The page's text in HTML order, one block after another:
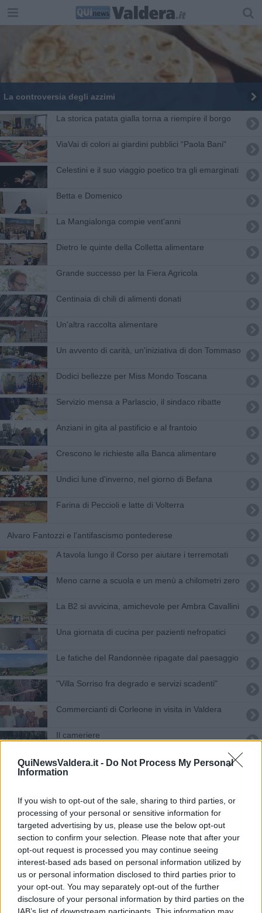
QuiNewsValdera.it - Do Not Process My Personal
Information
If you wish to opt-out of the sale, sharing to third parties, or
processing of your personal or sensitive information for
targeted advertising by us, please use the below opt-out
section to confirm your selection. Please note that after your
opt-out request is processed you may continue seeing
interest-based ads based on personal information utilized by
us or personal information disclosed to third parties prior to
your opt-out. You may separately opt-out of the further
disclosure of your personal information by third parties on the
IAB’s list of downstream participants. This information may
La controversia degli azzimi
La storica patata gialla torna a riempire il borgo
ViaVai di colori ai giardini pubblici “Paola Bani"
Celestini e il suo viaggio poetico tra gli emarginati
Betta e Domenico
La Mangialonga compie vent'anni
Dietro le quinte della Colletta alimentare
Grande successo per la Fiera Agricola
Centinaia di chili di alimenti donati
Un'altra raccolta alimentare
Un avvento di carità, un'iniziativa di don Tommaso
Dodici bellezze per Miss Mondo Toscana
Servizio mensa a Parlascio, il sindaco ribatte
Anziani in gita al pastificio e al frantoio
Crescono le richieste alla Banca alimentare
Undici lune d'inverno, nel giorno di Befana
Farina di Peccioli e latte di Volterra
Alvaro Fantozzi e l’antifascismo pontederese
A tavola lungo il Corso per aiutare i terremotati
Meno carne a scuola e un menù a chilometri zero
La B2 si avvicina, amichevole per Ambra Cavallini
Una giornata di cucina per pazienti nefropatici
Le fatiche del Randonnèe ripagate dal paesaggio
"Villa Sorriso fra degrado e servizi scadenti"
Commercianti di Corleone in visita in Valdera
Il cameriere
Puntremal - Ultima parte
"Un solo supermercato per 6500 persone è poco"
La Vespa diva del grande schermo
Francesca Moi racconta i segreti di Masterchef
11Lune d'Inverno, Palazzo Senza Tempo
protagonista